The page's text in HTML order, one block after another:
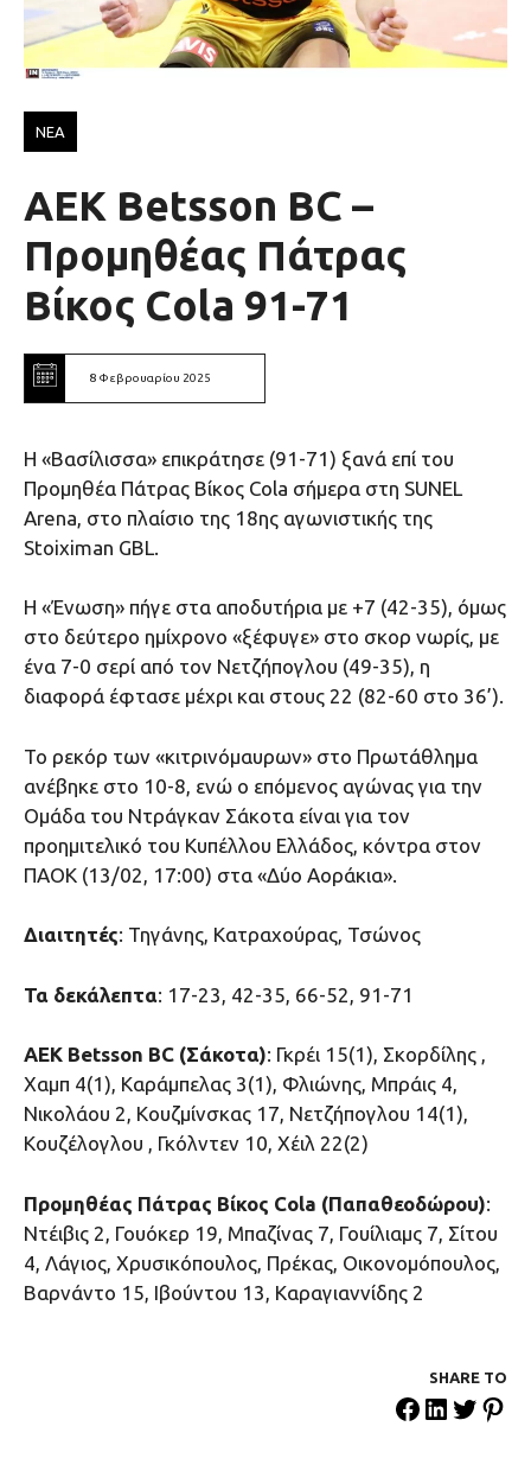
ΝΕΑ
ΑΕΚ Betsson BC –
Προμηθέας Πάτρας
Βίκος Cola 91-71
8 Φεβρουαρίου 2025
H «Βασίλισσα» επικράτησε (91-71) ξανά επί του
Προμηθέα Πάτρας Βίκος Cola σήμερα στη SUNEL
Arena, στο πλαίσιο της 18ης αγωνιστικής της
Stoiximan GBL.
Η «Ένωση» πήγε στα αποδυτήρια με +7 (42-35), όμως
στο δεύτερο ημίχρονο «ξέφυγε» στο σκορ νωρίς, με
ένα 7-0 σερί από τον Νετζήπογλου (49-35), η
διαφορά έφτασε μέχρι και στους 22 (82-60 στο 36’).
Το ρεκόρ των «κιτρινόμαυρων» στο Πρωτάθλημα
ανέβηκε στο 10-8, ενώ ο επόμενος αγώνας για την
Ομάδα του Ντράγκαν Σάκοτα είναι για τον
προημιτελικό του Κυπέλλου Ελλάδος, κόντρα στον
ΠΑΟΚ (13/02, 17:00) στα «Δύο Αοράκια».
Διαιτητές: Τηγάνης, Κατραχούρας, Τσώνος
Τα δεκάλεπτα: 17-23, 42-35, 66-52, 91-71
ΑΕΚ Betsson BC (Σάκοτα): Γκρέι 15(1), Σκορδίλης ,
Χαμπ 4(1), Καράμπελας 3(1), Φλιώνης, Μπράις 4,
Νικολάου 2, Κουζμίνσκας 17, Νετζήπογλου 14(1),
Κουζέλογλου , Γκόλντεν 10, Χέιλ 22(2)
Προμηθέας Πάτρας Βίκος Cola (Παπαθεοδώρου):
Ντέιβις 2, Γουόκερ 19, Μπαζίνας 7, Γουίλιαμς 7, Σίτου
4, Λάγιος, Χρυσικόπουλος, Πρέκας, Οικονομόπουλος,
Βαρνάντο 15, Ιβούντου 13, Καραγιαννίδης 2
SHARE ΤΟ